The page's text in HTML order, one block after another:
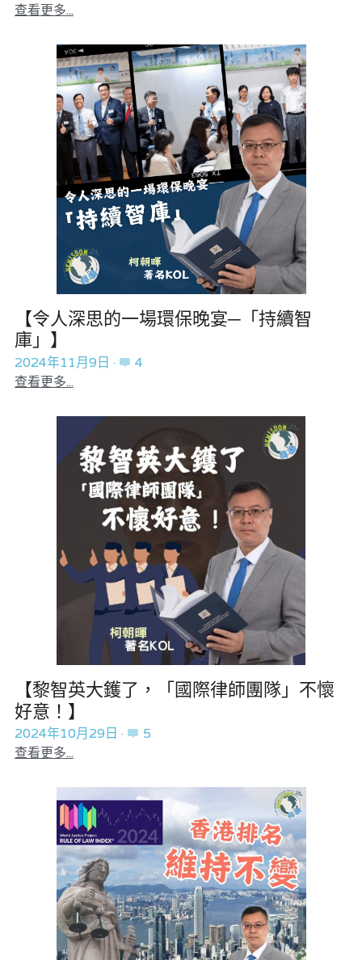
查看更多...
【令人深思的一場環保晚宴─「持續智
庫」】
2024年11月9日 ·
4
查看更多...
【黎智英大鑊了，「國際律師團隊」不懷
好意！】
2024年10月29日 ·
5
查看更多...
羅浚軒專欄
林淑芳專欄
陳子遷律師專欄
溫志倫專欄
汪明欣專欄
莊豪鋒專欄
宏福‧革新
張美雄專欄